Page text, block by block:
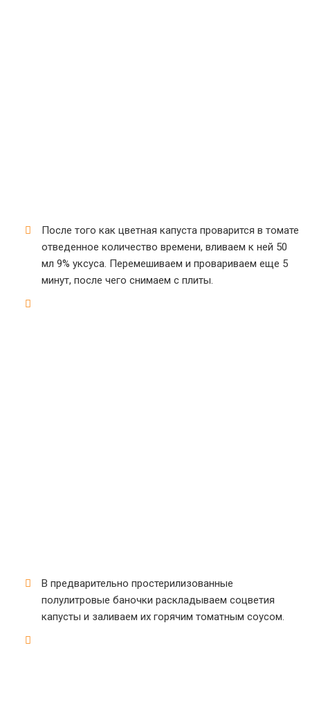
После того как цветная капуста проварится в томате
отведенное количество времени, вливаем к ней 50
мл 9% уксуса. Перемешиваем и провариваем еще 5
минут, после чего снимаем с плиты.
В предварительно простерилизованные
полулитровые баночки раскладываем соцветия
капусты и заливаем их горячим томатным соусом.